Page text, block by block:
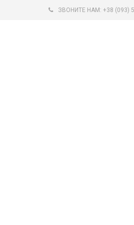
ЗВОНИТЕ НАМ: +38 (093)